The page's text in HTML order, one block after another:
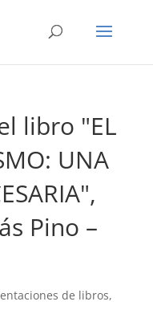
libro "EL
UNA
Pino –
de libros,